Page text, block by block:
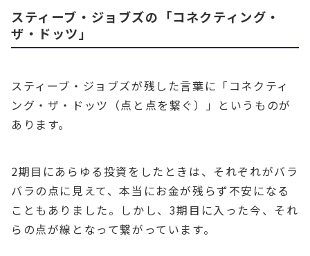
スティーブ・ジョブズの「コネクティング・
ザ・ドッツ」
スティーブ・ジョブズが残した言葉に「コネクティ
ング・ザ・ドッツ（点と点を繋ぐ）」というものが
あります。
2期目にあらゆる投資をしたときは、それぞれがバラ
バラの点に見えて、本当にお金が残らず不安になる
こともありました。しかし、3期目に入った今、それ
らの点が線となって繋がっています。